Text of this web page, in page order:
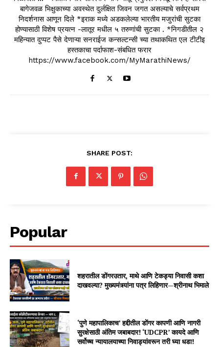
बागेजवळ भिक्षुकाच्या अवस्थेत दुर्लक्षित जिवन जगत असल्याचे सर्वप्रथम
निदर्शनास आणून दिले *इराक मध्ये अडकलेल्या भारतीय मजुरांची सुटका
होण्यासाठी विशेष प्रयत्न -लातूर मधील ५ तरुणांची सुटका . *निगडीतील २
महिन्यात दुप्पट पैसे देणाऱ्या सनराईज कन्सल्टन्सी च्या तथाकथित एल टीटीइ
हस्तकाचा पर्दाफाश-संबधित फरार
https://www.facebook.com/MyMarathiNews/
SHARE POST:
Popular
शहरातील डोंगरउतार, माथे आणि टेकड्या निवासी कशा
दाखवल्या? मुख्यमंत्र्यांना पत्र लिहिणार—श्रीनाथ भिमाले
‘पुणे महापालिकाच’ हद्दीतील डोंगर कापणी आणि नागरी
सुरक्षेसाठी अंतिम जबाबदार! ‘UDCPR’ कायदे आणि
सर्वोच्च न्यायालयाच्या निवाड्यांवरून तरी घ्या धडा!